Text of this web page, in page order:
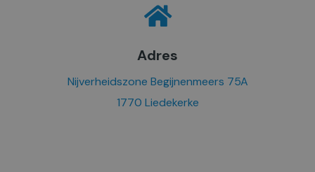
Adres
Nijverheidszone Begijnenmeers 75A
1770 Liedekerke